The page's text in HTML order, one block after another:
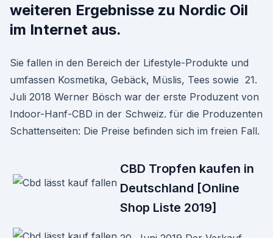
weiteren Ergebnisse zu Nordic Oil
im Internet aus.
Sie fallen in den Bereich der Lifestyle-Produkte und
umfassen Kosmetika, Gebäck, Müslis, Tees sowie 21.
Juli 2018 Werner Bösch war der erste Produzent von
Indoor-Hanf-CBD in der Schweiz. für die Produzenten
Schattenseiten: Die Preise befinden sich im freien Fall.
CBD Tropfen kaufen in
Deutschland [Online
Shop Liste 2019]